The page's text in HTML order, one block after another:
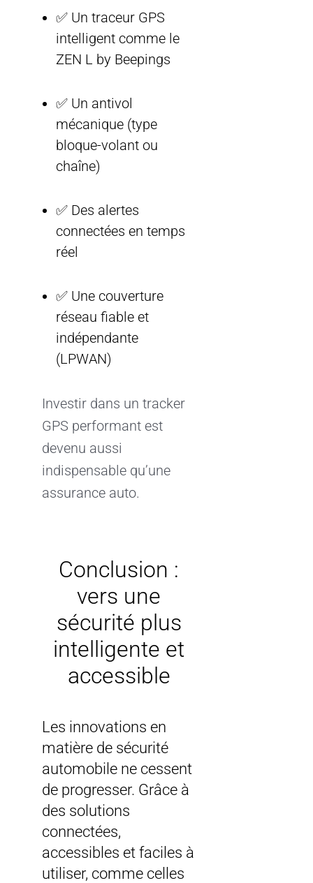
✅ Un traceur GPS
intelligent comme le
ZEN L by Beepings
✅ Un antivol
mécanique (type
bloque-volant ou
chaîne)
✅ Des alertes
connectées en temps
réel
✅ Une couverture
réseau fiable et
indépendante
(LPWAN)
Investir dans un tracker
GPS performant est
devenu aussi
indispensable qu’une
assurance auto.
Conclusion :
vers une
sécurité plus
intelligente et
accessible
Les innovations en
matière de sécurité
automobile ne cessent
de progresser. Grâce à
des solutions
connectées,
accessibles et faciles à
utiliser, comme celles